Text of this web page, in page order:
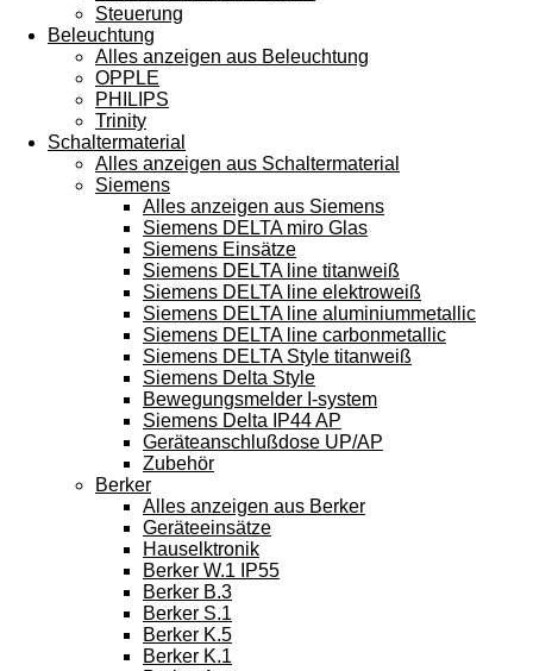
Steuerung
Beleuchtung
Alles anzeigen aus Beleuchtung
OPPLE
PHILIPS
Trinity
Schaltermaterial
Alles anzeigen aus Schaltermaterial
Siemens
Alles anzeigen aus Siemens
Siemens DELTA miro Glas
Siemens Einsätze
Siemens DELTA line titanweiß
Siemens DELTA line elektroweiß
Siemens DELTA line aluminiummetallic
Siemens DELTA line carbonmetallic
Siemens DELTA Style titanweiß
Siemens Delta Style
Bewegungsmelder I-system
Siemens Delta IP44 AP
Geräteanschlußdose UP/AP
Zubehör
Berker
Alles anzeigen aus Berker
Geräteeinsätze
Hauselktronik
Berker W.1 IP55
Berker B.3
Berker S.1
Berker K.5
Berker K.1